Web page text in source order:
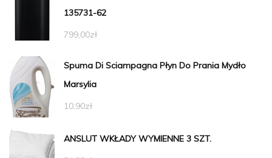
135731-62
799,00zł
Spuma Di Sciampagna Płyn Do Prania Mydło
Marsylia
10,90zł
ANSLUT WKŁADY WYMIENNE 3 SZT.